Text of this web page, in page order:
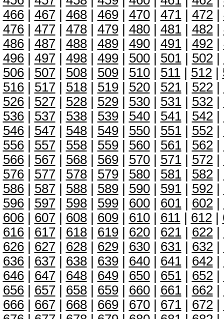
466| 467| 468| 469| 470| 471| 472|
476| 477| 478| 479| 480| 481| 482|
486| 487| 488| 489| 490| 491| 492|
496| 497| 498| 499| 500| 501| 502|
506| 507| 508| 509| 510| 511| 512|
516| 517| 518| 519| 520| 521| 522|
526| 527| 528| 529| 530| 531| 532|
536| 537| 538| 539| 540| 541| 542|
546| 547| 548| 549| 550| 551| 552|
556| 557| 558| 559| 560| 561| 562|
566| 567| 568| 569| 570| 571| 572|
576| 577| 578| 579| 580| 581| 582|
586| 587| 588| 589| 590| 591| 592|
596| 597| 598| 599| 600| 601| 602|
606| 607| 608| 609| 610| 611| 612|
616| 617| 618| 619| 620| 621| 622|
626| 627| 628| 629| 630| 631| 632|
636| 637| 638| 639| 640| 641| 642|
646| 647| 648| 649| 650| 651| 652|
656| 657| 658| 659| 660| 661| 662|
666| 667| 668| 669| 670| 671| 672|